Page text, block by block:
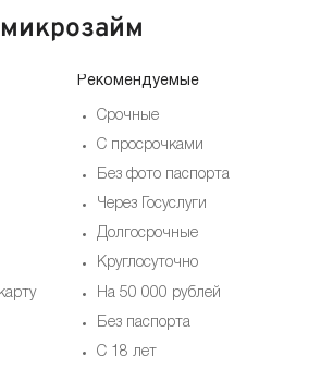
Рекомендуемые
Срочные
С просрочками
Без фото паспорта
Через Госуслуги
Долгосрочные
Круглосуточно
На 50 000 рублей
Без паспорта
С 18 лет